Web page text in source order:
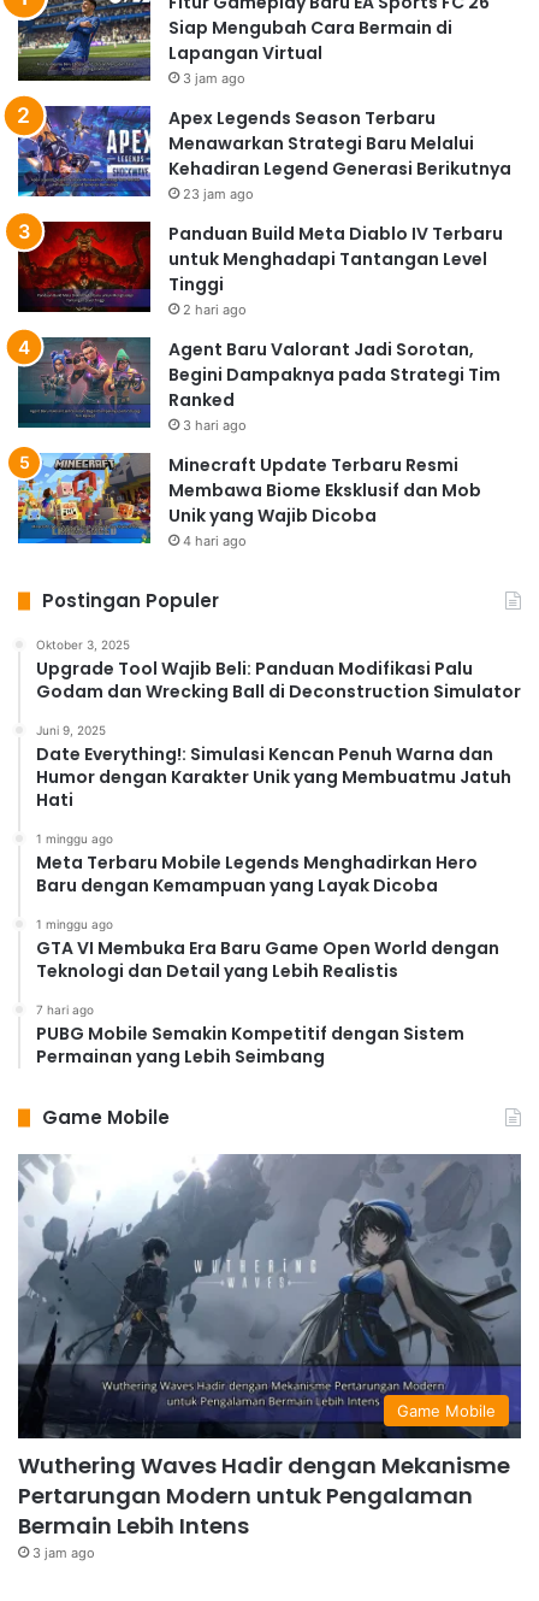
Siap Mengubah Cara Bermain di
Lapangan Virtual
3 jam ago
Apex Legends Season Terbaru
Menawarkan Strategi Baru Melalui
Kehadiran Legend Generasi Berikutnya
23 jam ago
Panduan Build Meta Diablo IV Terbaru
untuk Menghadapi Tantangan Level
Tinggi
2 hari ago
Agent Baru Valorant Jadi Sorotan,
Begini Dampaknya pada Strategi Tim
Ranked
3 hari ago
Minecraft Update Terbaru Resmi
Membawa Biome Eksklusif dan Mob
Unik yang Wajib Dicoba
4 hari ago
Postingan Populer
Oktober 3, 2025
Upgrade Tool Wajib Beli: Panduan Modifikasi Palu
Godam dan Wrecking Ball di Deconstruction Simulator
Juni 9, 2025
Date Everything!: Simulasi Kencan Penuh Warna dan
Humor dengan Karakter Unik yang Membuatmu Jatuh
Hati
1 minggu ago
Meta Terbaru Mobile Legends Menghadirkan Hero
Baru dengan Kemampuan yang Layak Dicoba
1 minggu ago
GTA VI Membuka Era Baru Game Open World dengan
Teknologi dan Detail yang Lebih Realistis
7 hari ago
PUBG Mobile Semakin Kompetitif dengan Sistem
Permainan yang Lebih Seimbang
Game Mobile
Game Mobile
Wuthering Waves Hadir dengan Mekanisme
Pertarungan Modern untuk Pengalaman
Bermain Lebih Intens
3 jam ago